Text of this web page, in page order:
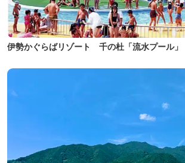
伊勢かぐらばリゾート 千の杜「流水プール」